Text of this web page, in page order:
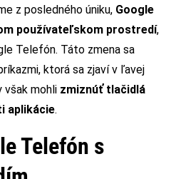
z posledného úniku, Google
používateľskom prostredí,
Telefón. Táto zmena sa
ktorá sa zjaví v ľavej
však mohli zmiznúť tlačidlá
aplikácie.
Telefón s